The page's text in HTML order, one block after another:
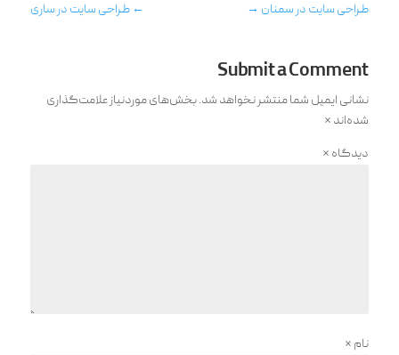
←طراحی سایت در ساری طراحی سایت در سمنان →
Submit a Comment
نشانی ایمیل شما منتشر نخواهد شد.بخش‌های موردنیاز علامت‌گذاری
شده‌اند *
دیدگاه *
نام *